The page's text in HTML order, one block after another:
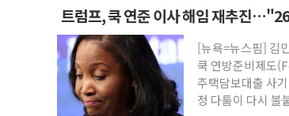
트럼프, 쿡 연준 이사 해임 재추진
[뉴욕=뉴스핌] 김
쿡 연방준비제도
주택담보대출 사
정 다툼이 다시 불